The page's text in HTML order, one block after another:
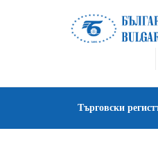
Търговски